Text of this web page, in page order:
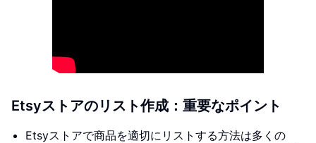
Etsyストアのリスト作成：重要なポイント
Etsyストアで商品を適切にリストする方法は多くの